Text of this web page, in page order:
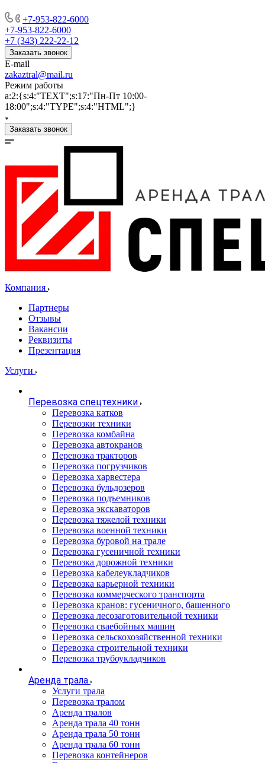
+7-953-822-6000
+7-953-822-6000
+7 (343) 222-22-12
Заказать звонок
E-mail
zakaztral@mail.ru
Режим работы
a:2:{s:4:"TEXT";s:17:"Пн-Пт 10:00-
18:00";s:4:"TYPE";s:4:"HTML";}
Заказать звонок
Компания
Партнеры
Отзывы
Вакансии
Реквизиты
Презентация
Услуги
Перевозка спецтехники
Перевозка катков
Перевозки техники
Перевозка комбайна
Перевозка автокранов
Перевозка тракторов
Перевозка погрузчиков
Перевозка харвестера
Перевозка бульдозеров
Перевозка подъемников
Перевозка экскаваторов
Перевозка тяжелой техники
Перевозка военной техники
Перевозка буровой на трале
Перевозка гусеничной техники
Перевозка дорожной техники
Перевозка кабелеукладчиков
Перевозка карьерной техники
Перевозка коммерческого транспорта
Перевозка кранов: гусеничного, башенного
Перевозка лесозаготовительной техники
Перевозка сваебойных машин
Перевозка сельскохозяйственной техники
Перевозка строительной техники
Перевозка трубоукладчиков
Аренда трала
Услуги трала
Перевозка тралом
Аренда тралов
Аренда трала 40 тонн
Аренда трала 50 тонн
Аренда трала 60 тонн
Перевозка контейнеров